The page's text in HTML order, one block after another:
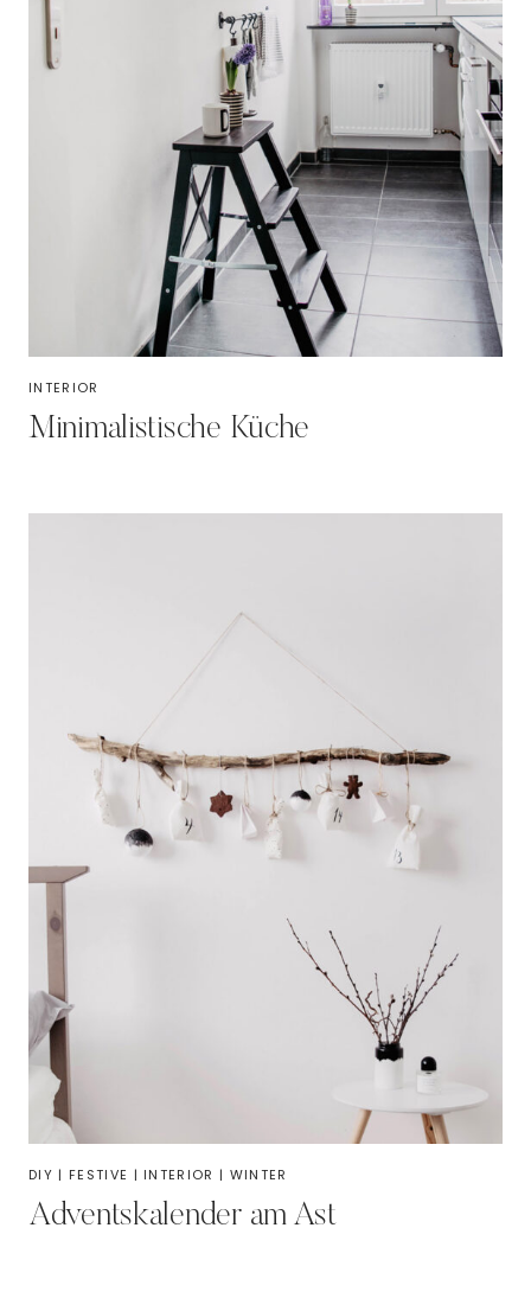
INTERIOR
Minimalistische Küche
DIY | FESTIVE | INTERIOR | WINTER
Adventskalender am Ast